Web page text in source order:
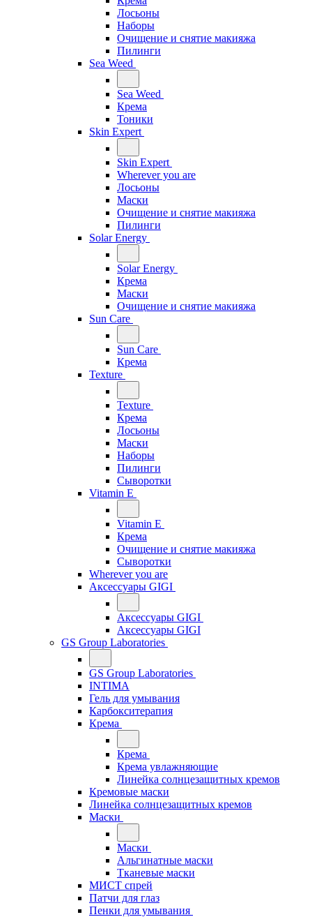
Лосьоны
Наборы
Очищение и снятие макияжа
Пилинги
Sea Weed
Sea Weed
Крема
Тоники
Skin Expert
Skin Expert
Wherever you are
Лосьоны
Маски
Очищение и снятие макияжа
Пилинги
Solar Energy
Solar Energy
Крема
Маски
Очищение и снятие макияжа
Sun Care
Sun Care
Крема
Texture
Texture
Крема
Лосьоны
Маски
Наборы
Пилинги
Сыворотки
Vitamin E
Vitamin E
Крема
Очищение и снятие макияжа
Сыворотки
Wherever you are
Аксессуары GIGI
Аксессуары GIGI
Аксессуары GIGI
GS Group Laboratories
GS Group Laboratories
INTIMA
Гель для умывания
Карбокситерапия
Крема
Крема
Крема увлажняющие
Линейка солнцезащитных кремов
Кремовые маски
Линейка солнцезащитных кремов
Маски
Маски
Альгинатные маски
Тканевые маски
МИСТ спрей
Патчи для глаз
Пенки для умывания